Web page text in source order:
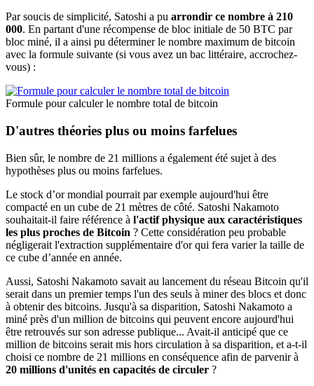
Par soucis de simplicité, Satoshi a pu arrondir ce nombre à 210
000. En partant d'une récompense de bloc initiale de 50 BTC par
bloc miné, il a ainsi pu déterminer le nombre maximum de bitcoin
avec la formule suivante (si vous avez un bac littéraire, accrochez-
vous) :
Formule pour calculer le nombre total de bitcoin
D'autres théories plus ou moins farfelues
Bien sûr, le nombre de 21 millions a également été sujet à des
hypothèses plus ou moins farfelues.
Le stock d’or mondial pourrait par exemple aujourd'hui être
compacté en un cube de 21 mètres de côté. Satoshi Nakamoto
souhaitait-il faire référence à l'actif physique aux caractéristiques
les plus proches de Bitcoin ? Cette considération peu probable
négligerait l'extraction supplémentaire d'or qui fera varier la taille de
ce cube d’année en année.
Aussi, Satoshi Nakamoto savait au lancement du réseau Bitcoin qu'il
serait dans un premier temps l'un des seuls à miner des blocs et donc
à obtenir des bitcoins. Jusqu'à sa disparition, Satoshi Nakamoto a
miné près d'un million de bitcoins qui peuvent encore aujourd'hui
être retrouvés sur son adresse publique... Avait-il anticipé que ce
million de bitcoins serait mis hors circulation à sa disparition, et a-t-il
choisi ce nombre de 21 millions en conséquence afin de parvenir à
20 millions d'unités en capacités de circuler ?